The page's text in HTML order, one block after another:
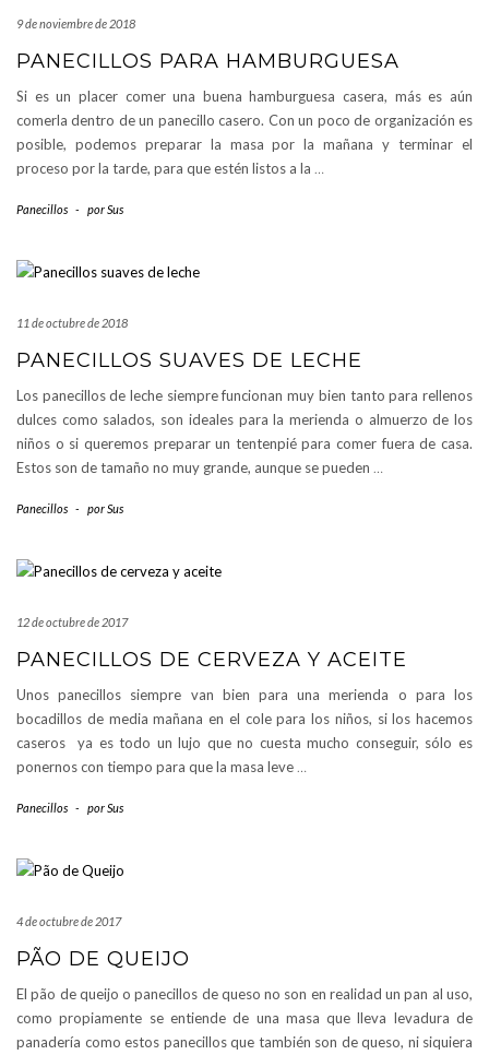
9 de noviembre de 2018
PANECILLOS PARA HAMBURGUESA
Si es un placer comer una buena hamburguesa casera, más es aún
comerla dentro de un panecillo casero. Con un poco de organización es
posible, podemos preparar la masa por la mañana y terminar el
proceso por la tarde, para que estén listos a la …
Panecillos - porSus
11 de octubre de 2018
PANECILLOS SUAVES DE LECHE
Los panecillos de leche siempre funcionan muy bien tanto para rellenos
dulces como salados, son ideales para la merienda o almuerzo de los
niños o si queremos preparar un tentenpié para comer fuera de casa.
Estos son de tamaño no muy grande, aunque se pueden …
Panecillos - porSus
12 de octubre de 2017
PANECILLOS DE CERVEZA Y ACEITE
Unos panecillos siempre van bien para una merienda o para los
bocadillos de media mañana en el cole para los niños, si los hacemos
caseros ya es todo un lujo que no cuesta mucho conseguir, sólo es
ponernos con tiempo para que la masa leve …
Panecillos - porSus
4 de octubre de 2017
PÃO DE QUEIJO
El pão de queijo o panecillos de queso no son en realidad un pan al uso,
como propiamente se entiende de una masa que lleva levadura de
panadería como estos panecillos que también son de queso, ni siquiera